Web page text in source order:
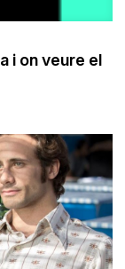
i on veure el